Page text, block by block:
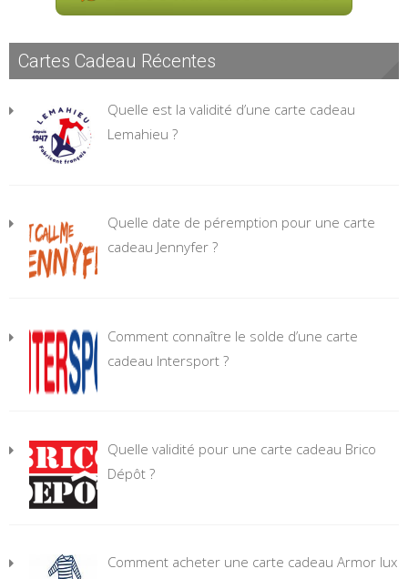
Cartes Cadeau Récentes
Quelle est la validité d’une carte cadeau
Lemahieu ?
Quelle date de péremption pour une carte
cadeau Jennyfer ?
Comment connaître le solde d’une carte
cadeau Intersport ?
Quelle validité pour une carte cadeau Brico
Dépôt ?
Comment acheter une carte cadeau Armor lux